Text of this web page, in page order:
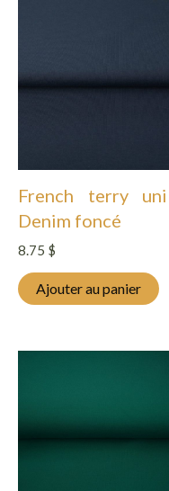
French terry
Denim foncé
8.75 $
Ajouter au panier